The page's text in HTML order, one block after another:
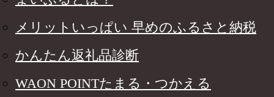
メリットいっぱい 早めのふるさと納税
かんたん返礼品診断
WAON POINTたまる・つかえる